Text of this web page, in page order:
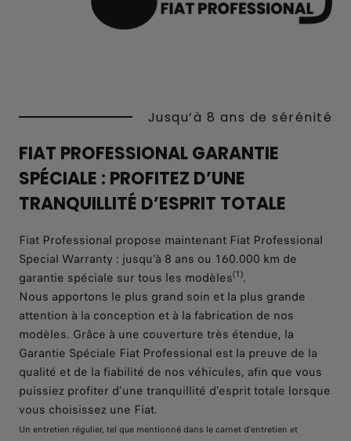
Jusqu’à 8 ans de sérénité
FIAT PROFESSIONAL GARANTIE
SPÉCIALE : PROFITEZ D’UNE
TRANQUILLITÉ D’ESPRIT TOTALE
Fiat Professional propose maintenant Fiat Professional
Special Warranty : jusqu'à 8 ans ou 160.000 km de
garantie spéciale sur tous les modèles(1).
Nous apportons le plus grand soin et la plus grande
attention à la conception et à la fabrication de nos
modèles. Grâce à une couverture très étendue, la
Garantie Spéciale Fiat Professional est la preuve de la
qualité et de la fiabilité de nos véhicules, afin que vous
puissiez profiter d’une tranquillité d’esprit totale lorsque
vous choisissez une Fiat.
Un entretien régulier, tel que mentionné dans le carnet d’entretien et